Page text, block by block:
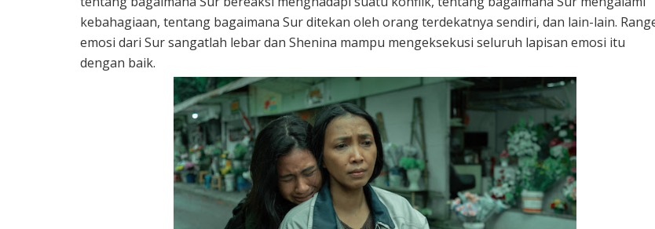
kebahagiaan, tentang bagaimana Sur ditekan oleh orang terdekatnya sendiri, dan lain-lain.
emosi dari Sur sangatlah lebar dan Shenina mampu mengeksekusi seluruh lapisan emosi itu
dengan baik.